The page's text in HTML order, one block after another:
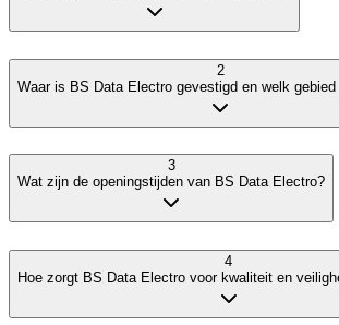
2
Waar is BS Data Electro gevestigd en welk
3
Wat zijn de openingstijden van BS Data Electro?
4
Hoe zorgt BS Data Electro voor kwaliteit en